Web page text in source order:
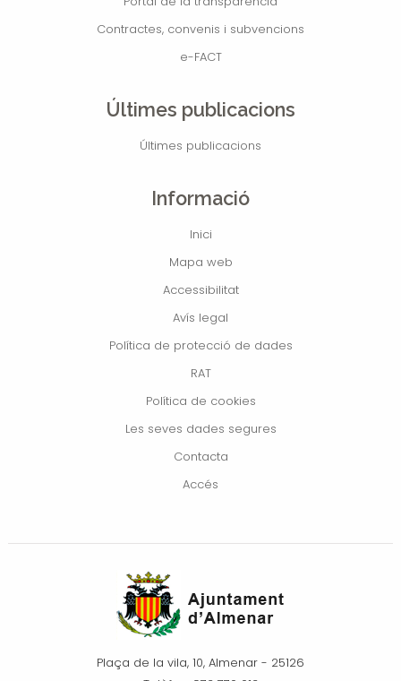
Contractes, convenis i subvencions
e-FACT
Últimes publicacions
Últimes publicacions
Informació
Inici
Mapa web
Accessibilitat
Avís legal
Política de protecció de dades
RAT
Política de cookies
Les seves dades segures
Contacta
Accés
Plaça de la vila, 10, Almenar - 25126